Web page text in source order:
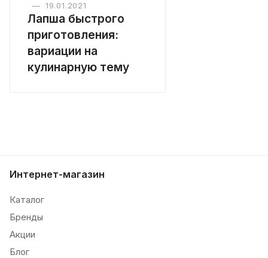
— 19.01.2021
Лапша быстрого
приготовления:
вариации на
кулинарную тему
Интернет-магазин
Каталог
Бренды
Акции
Блог